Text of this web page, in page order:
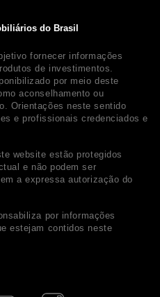
do Brasil
fornecer informações
de investimentos.
por meio deste
aconselhamento ou
Orientações neste sentido
e profissionais credenciados e
website estão protegidos
e não podem ser
a expressa autorização do
por informações
estejam contidos neste